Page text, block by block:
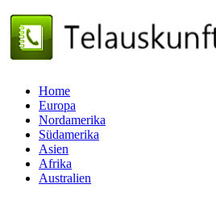
Home
Europa
Nordamerika
Südamerika
Asien
Afrika
Australien